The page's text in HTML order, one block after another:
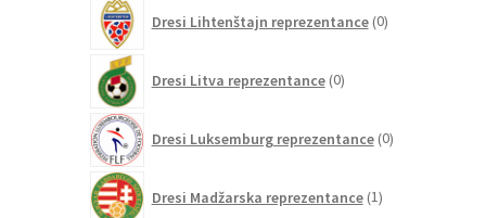
Dresi Lihtenštajn reprezentance 0izdelkov
Dresi Litva reprezentance 0izdelkov
Dresi Luksemburg reprezentance 0izdelkov
Dresi Madžarska reprezentance 1izdelek